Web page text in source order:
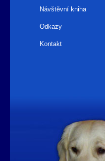
Návštěvní kniha
Odkazy
Kontakt